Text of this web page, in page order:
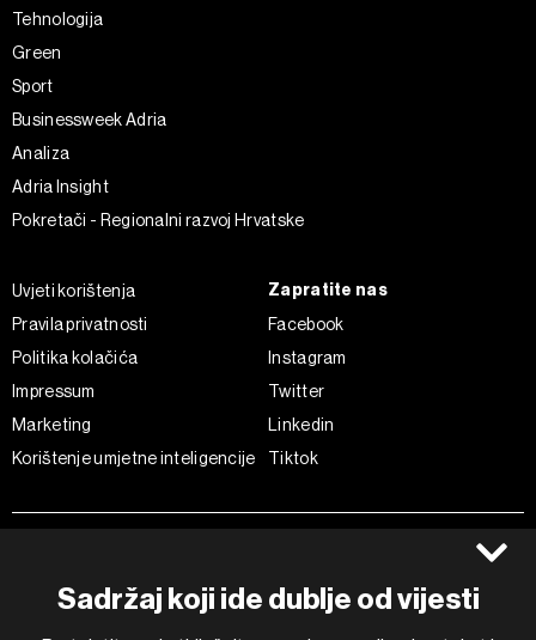
Sadržaj koji ide dublje od vijesti
Tehnologija
Green
Sport
Businessweek Adria
Analiza
Adria Insight
Pokretači - Regionalni razvoj Hrvatske
Uvjeti korištenja
Pravila privatnosti
Politika kolačića
Impressum
Marketing
Korištenje umjetne inteligencije
Zapratite nas
Facebook
Instagram
Twitter
Linkedin
Tiktok
©2022 - 2026 Bloomberg L.P. All Rights Reserved. BLOOMBERG and
the BLOOMBERG logo are registered trademarks and service marks of
Bloomberg Adria is a Mtel Swiss SA Property
News CMS by Cubes